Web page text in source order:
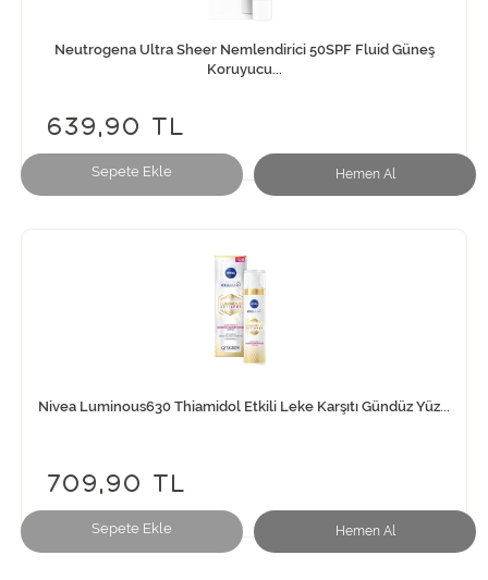
Sepete Ekle Hemen Al
Neutrogena Ultra Sheer Nemlendirici 50SPF Fluid Güneş
Koruyucu...
639,90 TL
Sepete Ekle Hemen Al
Nivea Luminous630 Thiamidol Etkili Leke Karşıtı Gündüz Yüz...
709,90 TL